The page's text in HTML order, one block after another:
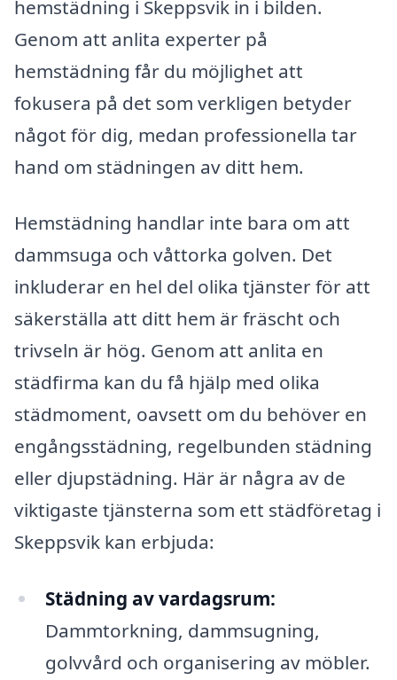
hemstädning i Skeppsvik in i bilden.
Genom att anlita experter på
hemstädning får du möjlighet att
fokusera på det som verkligen betyder
något för dig, medan professionella tar
hand om städningen av ditt hem.
Hemstädning handlar inte bara om att
dammsuga och våttorka golven. Det
inkluderar en hel del olika tjänster för att
säkerställa att ditt hem är fräscht och
trivseln är hög. Genom att anlita en
städfirma kan du få hjälp med olika
städmoment, oavsett om du behöver en
engångsstädning, regelbunden städning
eller djupstädning. Här är några av de
viktigaste tjänsterna som ett städföretag i
Skeppsvik kan erbjuda:
Städning av vardagsrum:
Dammtorkning, dammsugning,
golvvård och organisering av möbler.